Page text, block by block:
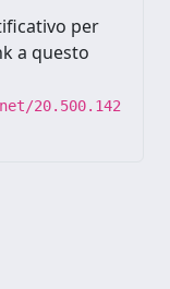
per
a questo
20.500.142